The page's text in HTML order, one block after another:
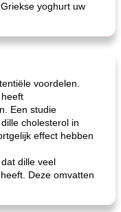
dorpspizza
yoghurt uw
voordelen.
Een studie
cholesterol in
effect hebben
dille veel
Deze omvatten